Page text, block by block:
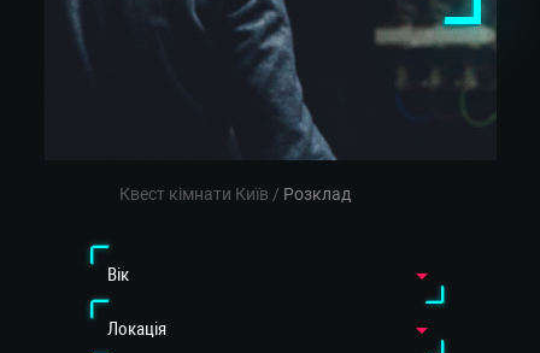
Квест кімнати Київ / Розклад
Вiк
Локація